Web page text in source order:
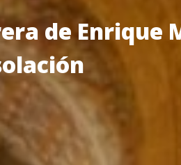
de Enrique